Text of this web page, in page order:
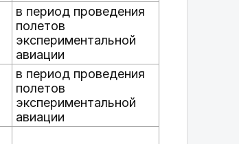
в период проведения
полетов
экспериментальной
авиации
в период проведения
полетов
экспериментальной
авиации